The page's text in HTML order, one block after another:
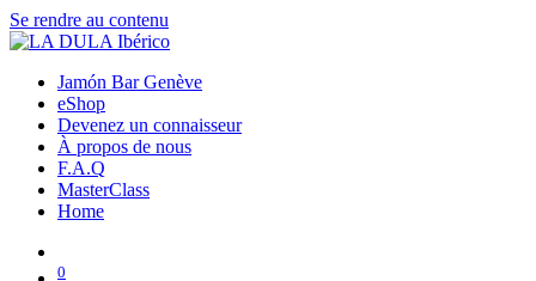
Se rendre au contenu
Jamón Bar Genève
eShop
Devenez un connaisseur
À propos de nous
F.A.Q
MasterClass
Home
0